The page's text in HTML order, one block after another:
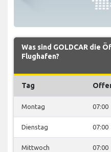
Was sind GOLDCAR die
Flughafen?
Tag
Montag 07:00
Dienstag 07:00
Mittwoch 07:00